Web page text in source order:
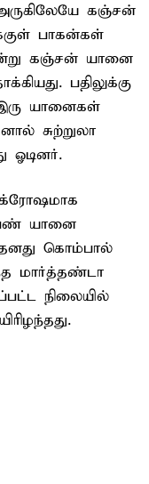
கஞ்சன்
பாகன்கள்
கஞ்சன் யானை
பதிலுக்கு
யானைகள்
சுற்றுலா
ஓடினர்.
யானை
கொம்பால்
மார்த்தண்டா
நிலையில்